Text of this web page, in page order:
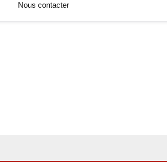
Nous contacter